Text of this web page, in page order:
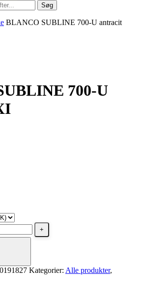
Søg
BLANCO SUBLINE 700-U antracit
700-U
Kategorier: Alle produkter,